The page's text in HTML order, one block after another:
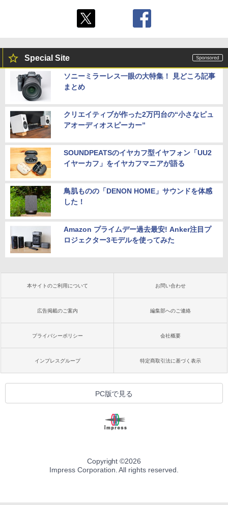
Special Site
ソニーミラーレス一眼の大特集！ 見どころ記事
まとめ
クリエイティブが作った2万円台の“小さなピュ
アオーディオスピーカー”
SOUNDPEATSのイヤカフ型イヤフォン「UU2
イヤーカフ」をイヤカフマニアが語る
鳥肌ものの「DENON HOME」サウンドを体感
した！
Amazon プライムデー過去最安! Anker注目プ
ロジェクター3モデルを使ってみた
本サイトのご利用について お問い合わせ
広告掲載のご案内 編集部へのご連絡
プライバシーポリシー 会社概要
インプレスグループ 特定商取引法に基づく表示
PC版で見る
Copyright ©2026
Impress Corporation. All rights reserved.